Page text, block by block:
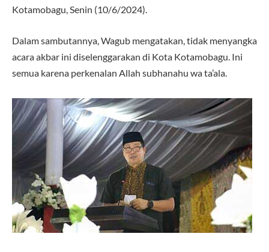
Kotamobagu, Senin (10/6/2024).
Dalam sambutannya, Wagub mengatakan, tidak menyangka
acara akbar ini diselenggarakan di Kota Kotamobagu. Ini
semua karena perkenalan Allah subhanahu wa ta’ala.